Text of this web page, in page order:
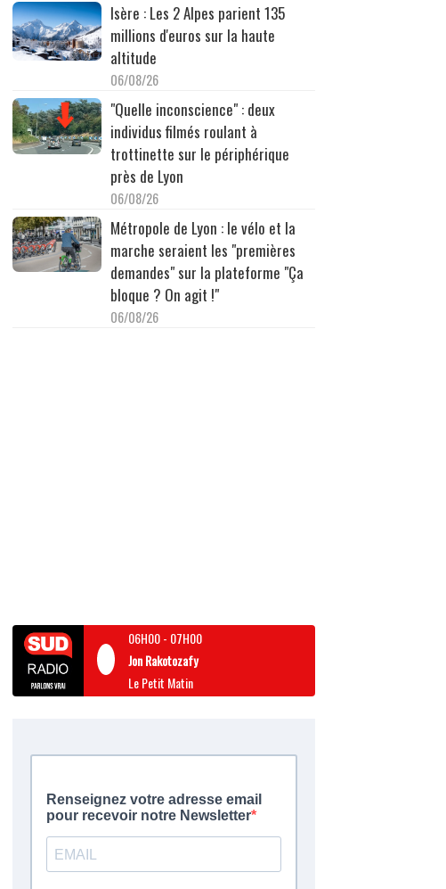
Isère : Les 2 Alpes parient 135
millions d'euros sur la haute
altitude
06/08/26
"Quelle inconscience" : deux
individus filmés roulant à
trottinette sur le périphérique
près de Lyon
06/08/26
Métropole de Lyon : le vélo et la
marche seraient les "premières
demandes" sur la plateforme "Ça
bloque ? On agit !"
06/08/26
06H00- 07H00
Jon Rakotozafy
Le Petit Matin